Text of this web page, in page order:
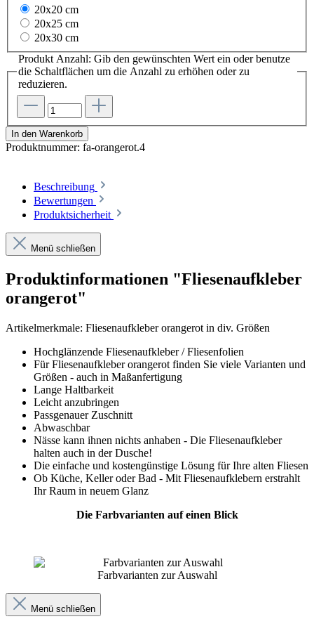
20x20 cm
20x25 cm
20x30 cm
Produkt Anzahl: Gib den gewünschten Wert ein oder benutze
die Schaltflächen um die Anzahl zu erhöhen oder zu
reduzieren.
In den Warenkorb
Produktnummer: fa-orangerot.4
Beschreibung
Bewertungen
Produktsicherheit
Menü schließen
Produktinformationen "Fliesenaufkleber
orangerot"
Artikelmerkmale: Fliesenaufkleber orangerot in div. Größen
Hochglänzende Fliesenaufkleber / Fliesenfolien
Für Fliesenaufkleber orangerot finden Sie viele Varianten und
Größen - auch in Maßanfertigung
Lange Haltbarkeit
Leicht anzubringen
Passgenauer Zuschnitt
Abwaschbar
Nässe kann ihnen nichts anhaben - Die Fliesenaufkleber
halten auch in der Dusche!
Die einfache und kostengünstige Lösung für Ihre alten Fliesen
Ob Küche, Keller oder Bad - Mit Fliesenaufklebern erstrahlt
Ihr Raum in neuem Glanz
Die Farbvarianten auf einen Blick
Farbvarianten zur Auswahl
Menü schließen